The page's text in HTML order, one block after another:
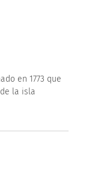
en 1773 que
la isla